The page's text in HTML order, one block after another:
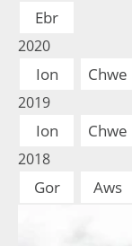
Ebr
2020
Ion Chwe
2019
Ion Chwe
2018
Gor Aws